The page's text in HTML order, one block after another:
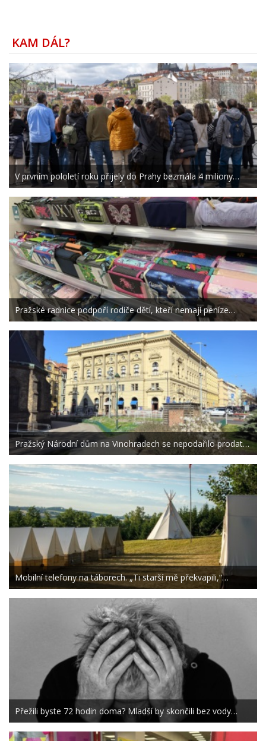
KAM DÁL?
V prvním pololetí roku přijely do Prahy bezmála 4 miliony…
Pražské radnice podpoří rodiče dětí, kteří nemají peníze…
Pražský Národní dům na Vinohradech se nepodařilo prodat…
Mobilní telefony na táborech. „Ti starší mě překvapili,“…
Přežili byste 72 hodin doma? Mladší by skončili bez vody…